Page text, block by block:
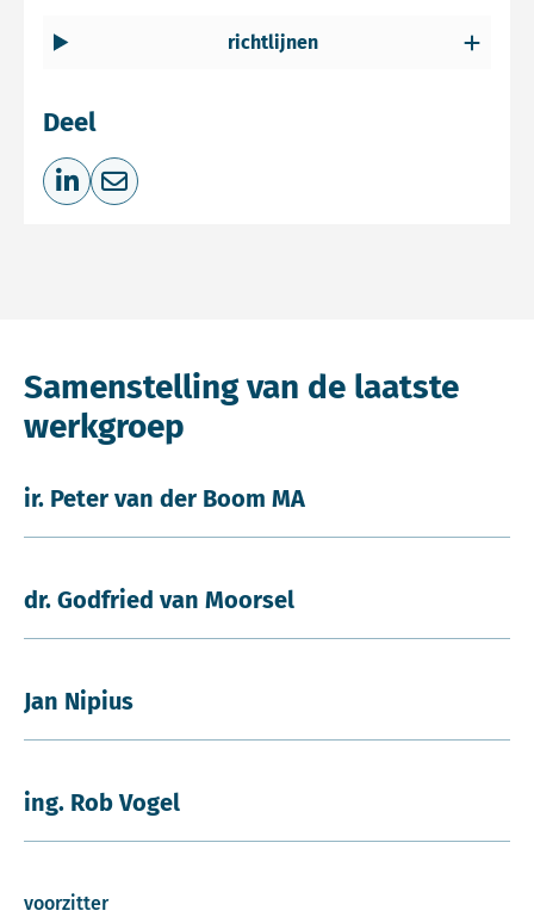
richtlijnen
Deel
Deel op LinkedIn
Deel via e-mail
Samenstelling van de laatste
werkgroep
ir. Peter van der Boom MA
dr. Godfried van Moorsel
Jan Nipius
ing. Rob Vogel
voorzitter